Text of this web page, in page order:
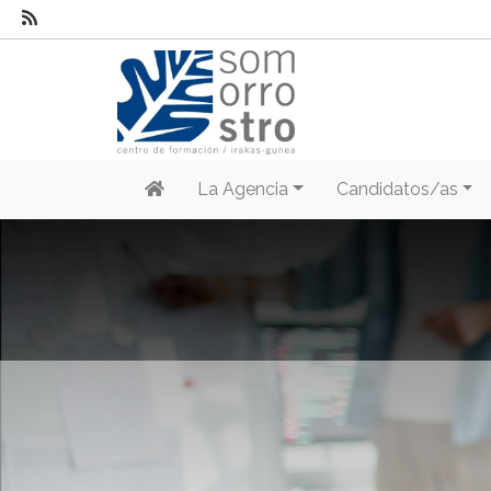
La Agencia Candidatos/as